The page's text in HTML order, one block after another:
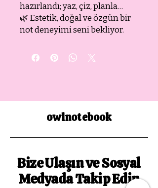
hazırlandı; yaz, çiz, planla…
🌿 Estetik, doğal ve özgün bir
not deneyimi seni bekliyor.
owlnotebook
Bize Ulaşın ve Sosyal
Medyada Takip Edin